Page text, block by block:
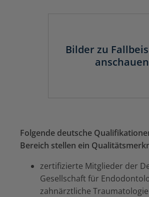
Bilder zu
anschauen
Folgende deutsche
Bereich stellen ein
zertifizierte Mitglieder der
Gesellschaft für
zahnärztliche Traumatologie